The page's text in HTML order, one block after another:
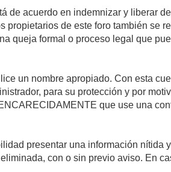
de acuerdo en indemnizar y liberar
de este foro también se
queja formal o proceso legal que
un nombre apropiado. Con esta
para su protección y por
que use una
presentar una información nítida
con o sin previo aviso. En